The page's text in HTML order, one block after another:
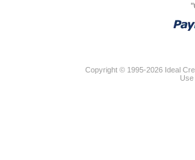
Copyright © 1995-2026 Ideal